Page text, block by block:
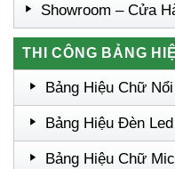
Showroom – Cửa
THI CÔNG BẢNG
Bảng Hiệu Chữ Nổi
Bảng Hiệu Đèn Led
Bảng Hiệu Chữ